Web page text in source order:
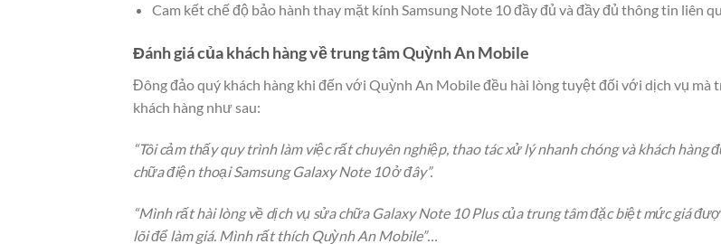
Cam kết chế độ bảo hành thay mặt kính Samsung Note 10 đầy đủ và đầy đủ thông tin liên
Đánh giá của khách hàng về trung tâm Quỳnh An Mobile
Đông đảo quý khách hàng khi đến với Quỳnh An Mobile đều hài lòng tuyệt đối với dịch vụ mà
khách hàng như sau:
“Tôi cảm thấy quy trình làm việc rất chuyên nghiệp, thao tác xử lý nhanh chóng và khách
chữa điện thoại Samsung Galaxy Note 10 ở đây”.
“Mình rất hài lòng về dịch vụ sửa chữa Galaxy Note 10 Plus của trung tâm đặc biệt mức giá
lõi để làm giá. Mình rất thích Quỳnh An Mobile”…